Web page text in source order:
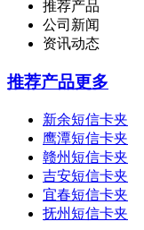
推荐产品
公司新闻
资讯动态
推荐产品更多
新余短信卡夹
鹰潭短信卡夹
赣州短信卡夹
吉安短信卡夹
宜春短信卡夹
抚州短信卡夹